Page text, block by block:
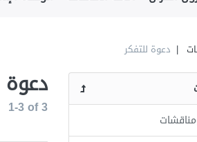
دعوة للتفكر
دعوة
1-3of3